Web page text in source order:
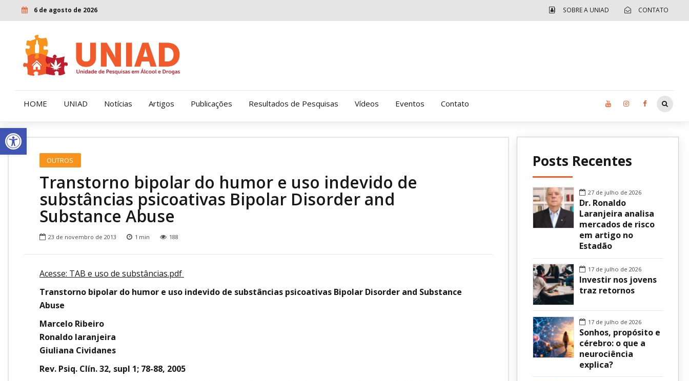
Open toolbar
6 de agosto de 2026 SOBRE A UNIAD CONTATO
HOME UNIAD
Nossa História
Nossa Missão e Valores
Diretoria
Ronaldo Laranjeira recebe prêmio ISAJE
Griffith Edwards
Amor-Exigente Independência Jovem – FOLIA
Revista UNIAD
Notícias Artigos Publicações Resultados de Pesquisas Vídeos Eventos Contato
OUTROS
Transtorno bipolar do humor e uso indevido de
substâncias psicoativas Bipolar Disorder and
Substance Abuse
23 de novembro de 2013 1 min 188
Acesse: TAB e uso de substâncias.pdf
Transtorno bipolar do humor e uso indevido de substâncias psicoativas Bipolar Disorder and Substance
Abuse
Marcelo Ribeiro
Ronaldo laranjeira
Giuliana Cividanes
Rev. Psiq. Clín. 32, supl 1; 78-88, 2005
Posts Recentes
27 de julho de 2026
Dr. Ronaldo
Laranjeira analisa
mercados de risco
em artigo no
Estadão
17 de julho de 2026
Investir nos jovens
traz retornos
17 de julho de 2026
Sonhos, propósito e
cérebro: o que a
neurociência
explica?